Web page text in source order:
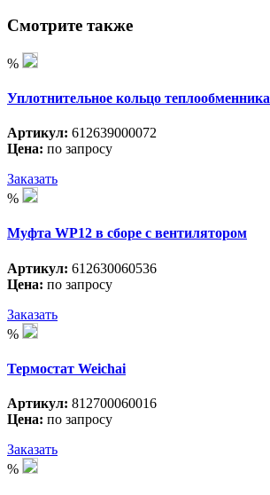
Смотрите также
%
Уплотнительное кольцо
Артикул: 612639000072
Цена: по запросу
Заказать
%
Муфта WP12 в сборе с вентилятором
Артикул: 612630060536
Цена: по запросу
Заказать
%
Термостат Weichai
Артикул: 812700060016
Цена: по запросу
Заказать
%